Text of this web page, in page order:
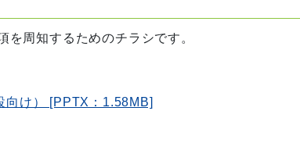
周知するためのチラシです。
向け） [PPTX：1.58MB]